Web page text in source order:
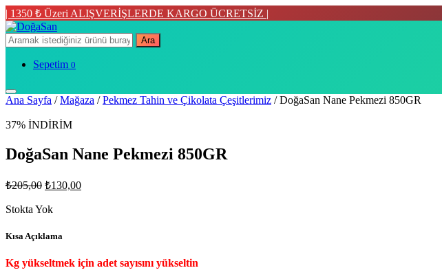
| 1350 ₺ Üzeri ALIŞVERİŞLERDE KARGO ÜCRETSİZ |
Ara
Sepetim 0
Ana Sayfa /Mağaza /Pekmez Tahin ve Çikolata Çeşitlerimiz / DoğaSan Nane Pekmezi 850GR
37% İNDİRİM
DoğaSan Nane Pekmezi 850GR
₺205,00 Orijinal
₺205,00.
₺130,00Şu
Stokta Yok
Kısa Açıklama
Kg yükseltmek için adet sayısını yükseltin